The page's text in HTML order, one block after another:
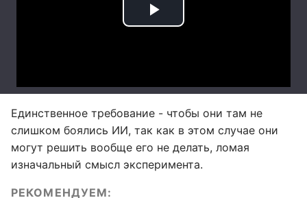
Единственное требование - чтобы они там не
слишком боялись ИИ, так как в этом случае они
могут решить вообще его не делать, ломая
изначальный смысл эксперимента.
РЕКОМЕНДУЕМ: